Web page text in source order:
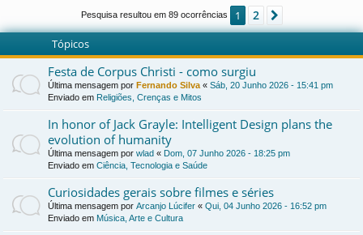
r
Pesquisa resultou em 89 ocorrências 1 2
Tópicos
Festa de Corpus Christi - como surgiu
Última mensagem por Fernando Silva « Sáb, 20 Junho 2026 - 15:41 pm
Enviado em Religiões, Crenças e Mitos
In honor of Jack Grayle: Intelligent Design plans the
evolution of humanity
Última mensagem por wlad « Dom, 07 Junho 2026 - 18:25 pm
Enviado em Ciência, Tecnologia e Saúde
Curiosidades gerais sobre filmes e séries
Última mensagem por Arcanjo Lúcifer « Qui, 04 Junho 2026 - 16:52 pm
Enviado em Música, Arte e Cultura